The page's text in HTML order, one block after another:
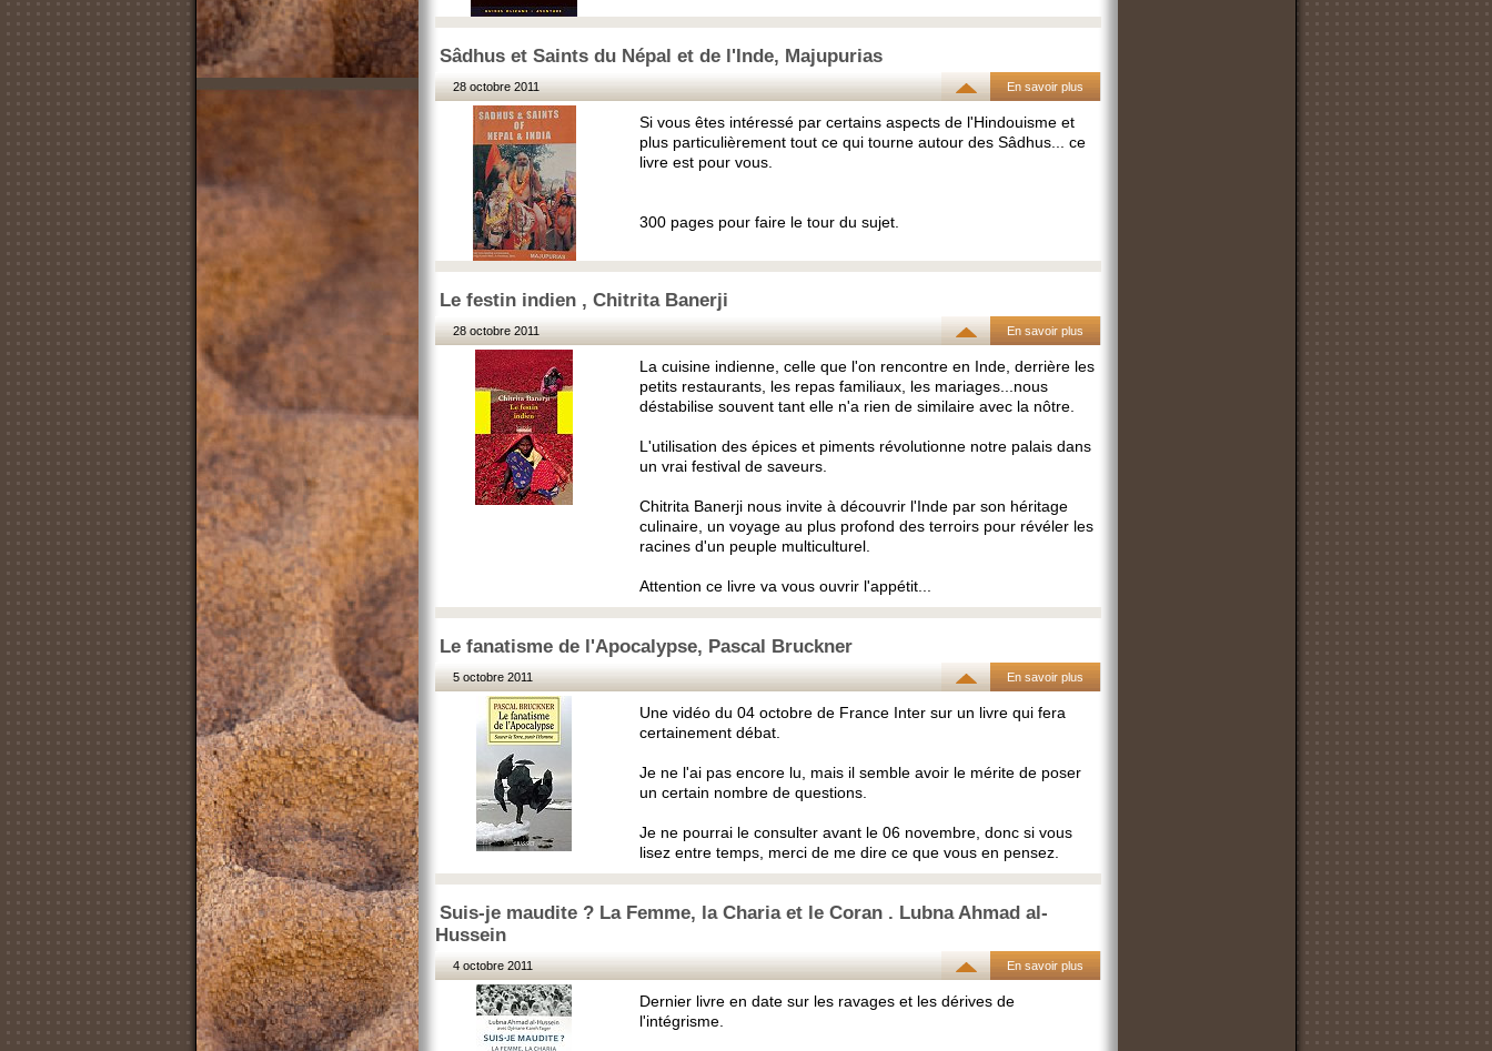
Sâdhus et Saints du Népal et de l'Inde, Majupurias
28 octobre 2011 En savoir plus
Si vous êtes intéressé par certains aspects de l'Hindouisme et
plus particulièrement tout ce qui tourne autour des Sâdhus... ce
livre est pour vous.
300 pages pour faire le tour du sujet.
Le festin indien , Chitrita Banerji
28 octobre 2011 En savoir plus
La cuisine indienne, celle que l'on rencontre en Inde, derrière les
petits restaurants, les repas familiaux, les mariages...nous
déstabilise souvent tant elle n'a rien de similaire avec la nôtre.
L'utilisation des épices et piments révolutionne notre palais dans
un vrai festival de saveurs.
Chitrita Banerji nous invite à découvrir l'Inde par son héritage
culinaire, un voyage au plus profond des terroirs pour révéler les
racines d'un peuple multiculturel.
Attention ce livre va vous ouvrir l'appétit...
Le fanatisme de l'Apocalypse, Pascal Bruckner
5 octobre 2011 En savoir plus
Une vidéo du 04 octobre de France Inter sur un livre qui fera
certainement débat.
Je ne l'ai pas encore lu, mais il semble avoir le mérite de poser
un certain nombre de questions.
Je ne pourrai le consulter avant le 06 novembre, donc si vous
lisez entre temps, merci de me dire ce que vous en pensez.
Suis-je maudite ? La Femme, la Charia et le Coran . Lubna Ahmad al-
Hussein
4 octobre 2011 En savoir plus
Dernier livre en date sur les ravages et les dérives de
l'intégrisme.